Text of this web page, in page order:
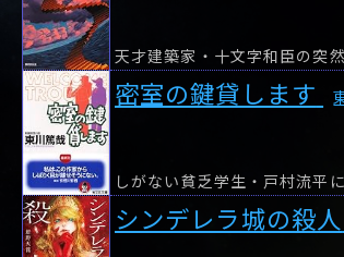
密室の鍵貸します
しがない貧乏学生・戸村流平
シンデレラ城の殺人